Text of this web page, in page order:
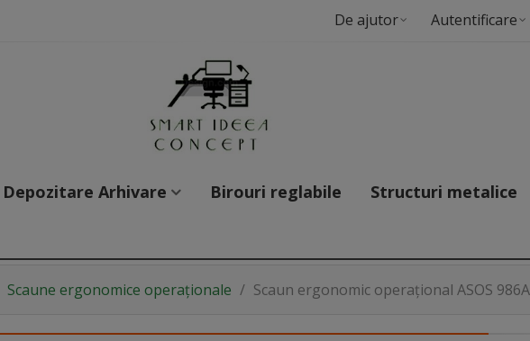
De ajutor Autentificare
Depozitare Arhivare Birouri reglabile Structuri metalice
Scaune ergonomice operaționale / Scaun ergonomic operațional ASOS